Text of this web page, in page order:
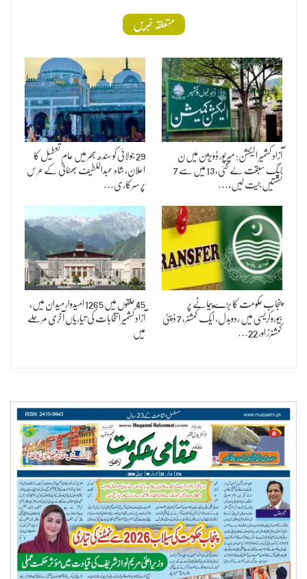
متعلقہ خبریں
آزاد کشمیر الیکشن: میرپور ڈویژن میں ن
لیگ سبقت لے گئی، 13 میں سے 7
نشستیں جیت لیں،…
29 جولائی کو سندھ بھر میں عام تعطیل کا
اعلان، شاہ عبداللطیف بھٹائیؒ کے عرس
پر سرکاری…
پنجاب حکومت کا بڑے پیمانے پر
بیوروکریسی میں ردوبدل، ایک کمشنر، 7 ڈپٹی
کمشنرز اور 22…
45 حلقوں میں 1265 امیدوار میدان میں،
آزاد کشمیر انتخابات کی تیاریاں آخری مرحلے
میں